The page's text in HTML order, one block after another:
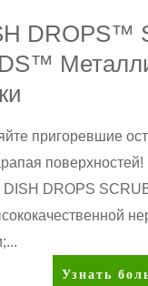
DROPS™
пригоревшие
DISH DROPS
DISH
Узнать